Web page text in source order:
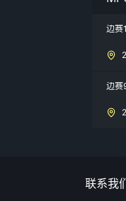
边赛
边赛
联系我